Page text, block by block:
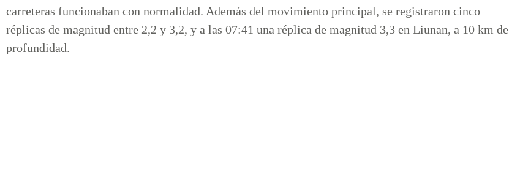
carreteras funcionaban con normalidad. Además del movimiento principal, se registraron cinco
réplicas de magnitud entre 2,2 y 3,2, y a las 07:41 una réplica de magnitud 3,3 en Liunan, a 10 km de
profundidad.